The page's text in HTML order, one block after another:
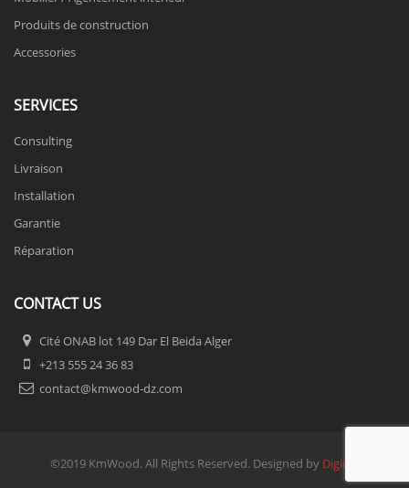
Produits de construction
Accessories
SERVICES
Consulting
Livraison
Installation
Garantie
Réparation
CONTACT US
Cité ONAB lot 149 Dar El Beida Alger
+213 555 24 36 83
contact@kmwood-dz.com
©2019 KmWood. All Rights Reserved. Designed by Digidel